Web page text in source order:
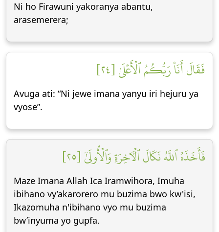
Ni ho Firawuni yakoranya abantu,
arasemerera;
فَقَالَ أَنَا۠ رَبُّكُمُ ٱلۡأَعۡلَىٰ [٢٤]
Avuga ati: “Ni jewe imana yanyu iri hejuru ya
vyose”.
فَأَخَذَهُ ٱللَّهُ نَكَالَ ٱلۡأٓخِرَةِ وَٱلۡأُولَىٰٓ [٢٥]
Maze Imana Allah Ica Iramwihora, Imuha
ibihano vy’akarorero mu buzima bwo kw'isi,
Ikazomuha n'ibihano vyo mu buzima
bw’inyuma yo gupfa.